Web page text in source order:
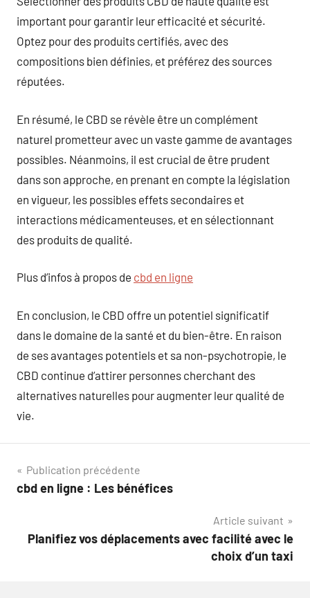
important pour garantir leur efficacité et sécurité.
Optez pour des produits certifiés, avec des
compositions bien définies, et préférez des sources
réputées.
En résumé, le CBD se révèle être un complément
naturel prometteur avec un vaste gamme de avantages
possibles. Néanmoins, il est crucial de être prudent
dans son approche, en prenant en compte la législation
en vigueur, les possibles effets secondaires et
interactions médicamenteuses, et en sélectionnant
des produits de qualité.
Plus d’infos à propos de cbd en ligne
En conclusion, le CBD offre un potentiel significatif
dans le domaine de la santé et du bien-être. En raison
de ses avantages potentiels et sa non-psychotropie, le
CBD continue d’attirer personnes cherchant des
alternatives naturelles pour augmenter leur qualité de
vie.
Navigation
de
Publication précédente
cbd en ligne : Les bénéfices
Article suivant
Planifiez vos déplacements avec facilité avec le
choix d’un taxi